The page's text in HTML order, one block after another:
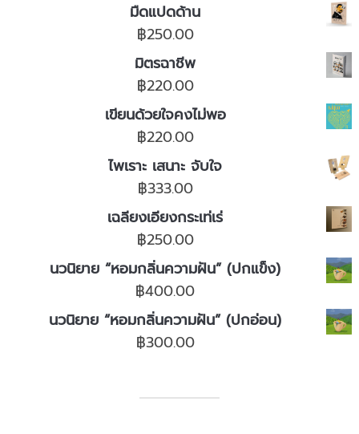
มืดแปดด้าน
฿250.00
มิตรฉาชีพ
฿220.00
เขียนด้วยใจคงไม่พอ
฿220.00
ไพเราะ เสนาะ จับใจ
฿333.00
เฉลียงเอียงกระเท่เร่
฿250.00
นวนิยาย “หอมกลิ่นความฝัน” (ปกแข็ง)
฿400.00
นวนิยาย “หอมกลิ่นความฝัน” (ปกอ่อน)
฿300.00